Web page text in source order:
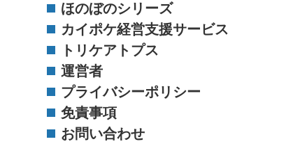
ほのぼのシリーズ
カイポケ経営支援サービス
トリケアトプス
運営者
プライバシーポリシー
免責事項
お問い合わせ